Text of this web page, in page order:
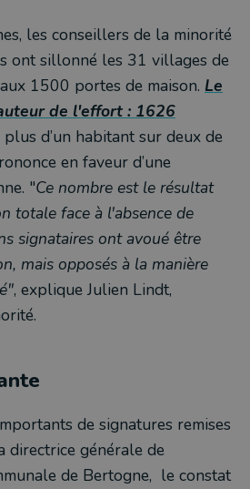
les conseillers de la minorité
ont sillonné les 31 villages de
1500 portes de maison. Le
de l'effort : 1626
plus d’un habitant sur deux de
en faveur d’une
"Ce nombre est le résultat
totale face à l'absence de
signataires ont avoué être
mais opposés à la manière
, explique Julien Lindt,
de signatures remises
directrice générale de
de Bertogne, le constat